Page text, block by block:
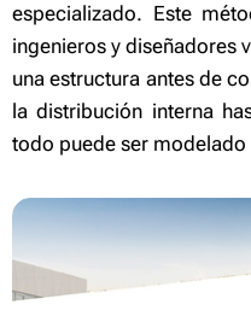
especializado. Este
ingenieros y diseñadores
una estructura antes de
la distribución interna
todo puede ser modelado